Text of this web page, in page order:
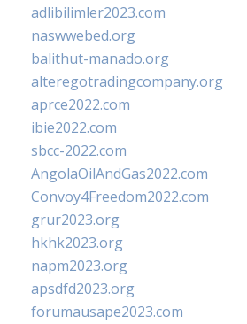
adlibilimler2023.com
naswwebed.org
balithut-manado.org
alteregotradingcompany.org
aprce2022.com
ibie2022.com
sbcc-2022.com
AngolaOilAndGas2022.com
Convoy4Freedom2022.com
grur2023.org
hkhk2023.org
napm2023.org
apsdfd2023.org
forumausape2023.com